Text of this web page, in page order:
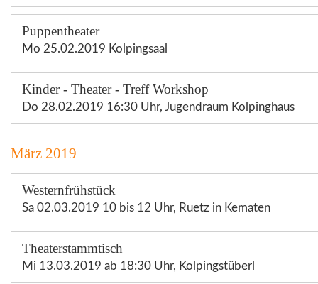
Puppentheater
Mo 25.02.2019 Kolpingsaal
Kinder - Theater - Treff Workshop
Do 28.02.2019 16:30 Uhr, Jugendraum Kolpinghaus
März 2019
Westernfrühstück
Sa 02.03.2019 10 bis 12 Uhr, Ruetz in Kematen
Theaterstammtisch
Mi 13.03.2019 ab 18:30 Uhr, Kolpingstüberl